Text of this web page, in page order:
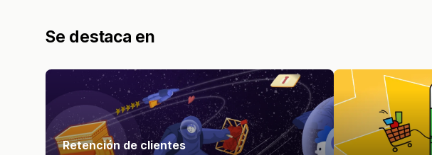
Se destaca en
Retención de clientes